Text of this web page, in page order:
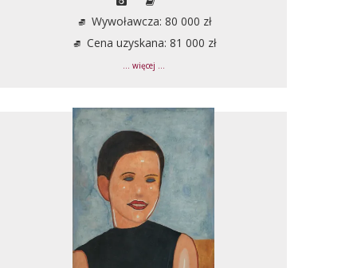
Wywoławcza: 80 000 zł
Cena uzyskana: 81 000 zł
... więcej ...